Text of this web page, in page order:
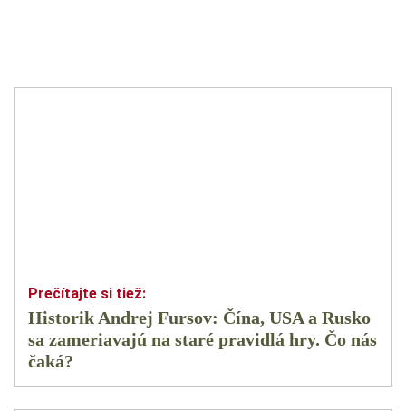
Historik Andrej Fursov: Čína, USA a Rusko
sa zameriavajú na staré pravidlá hry. Čo nás
čaká?